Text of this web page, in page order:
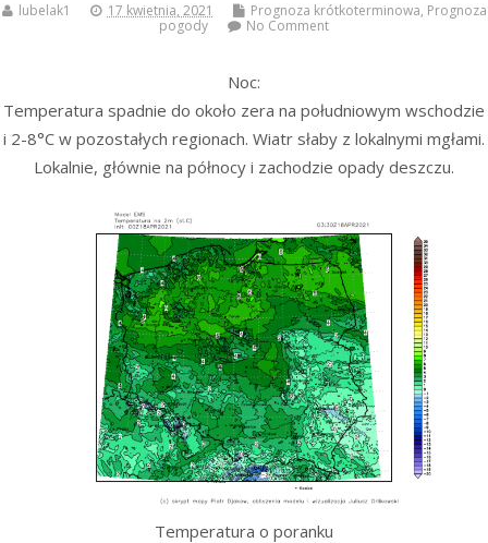
lubelak1 17 kwietnia, 2021 Prognoza krótkoterminowa, Prognoza
pogody
No Comment
Noc:
Temperatura spadnie do około zera na południowym wschodzie
i 2-8°C w pozostałych regionach. Wiatr słaby z lokalnymi mgłami.
Lokalnie, głównie na północy i zachodzie opady deszczu.
Temperatura o poranku